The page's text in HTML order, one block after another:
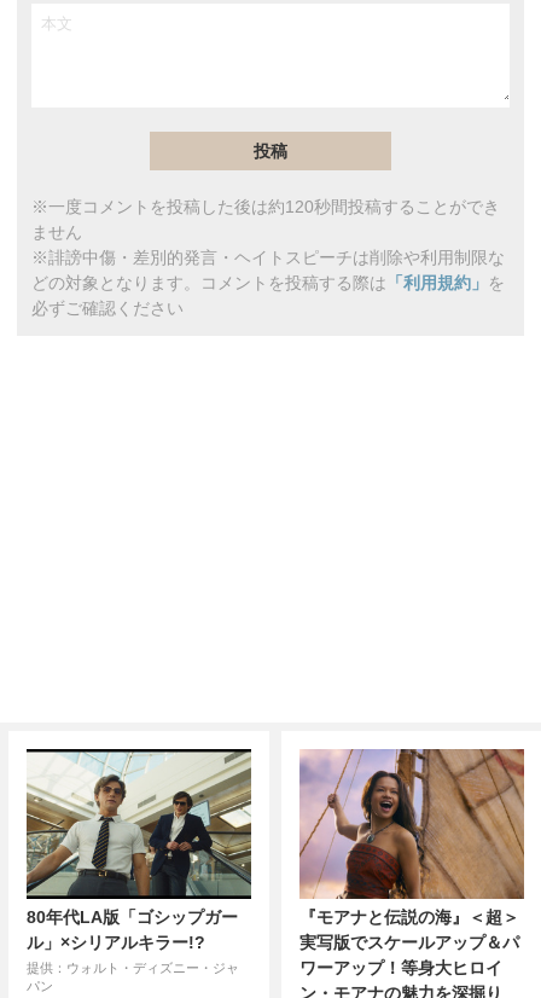
※一度コメントを投稿した後は約120秒間投稿することができ
ません
※誹謗中傷・差別的発言・ヘイトスピーチは削除や利用制限な
どの対象となります。コメントを投稿する際は 「利用規約」 を
必ずご確認ください
80年代LA版「ゴシップガー
ル」×シリアルキラー!?
提供：ウォルト・ディズニー・ジャ
パン
『モアナと伝説の海』＜超＞
実写版でスケールアップ＆パ
ワーアップ！等身大ヒロイ
ン・モアナの魅力を深掘り